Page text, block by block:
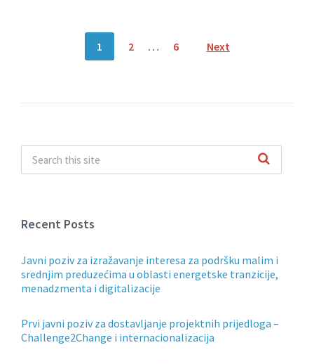
1 2 … 6 Next
Recent Posts
Javni poziv za izražavanje interesa za podršku malim i
srednjim preduzećima u oblasti energetske tranzicije,
menadzmenta i digitalizacije
Prvi javni poziv za dostavljanje projektnih prijedloga –
Challenge2Change i internacionalizacija